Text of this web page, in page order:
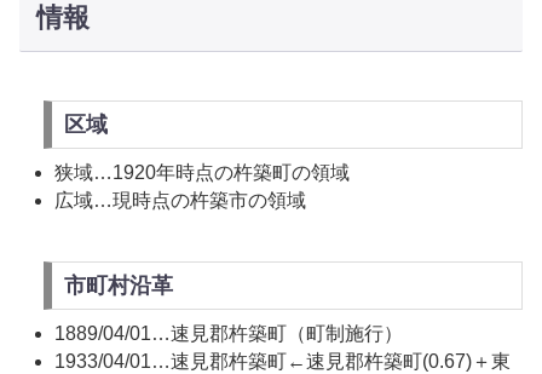
情報
区域
狭域…1920年時点の杵築町の領域
広域…現時点の杵築市の領域
市町村沿革
1889/04/01…速見郡杵築町（町制施行）
1933/04/01…速見郡杵築町←速見郡杵築町(0.67)＋東